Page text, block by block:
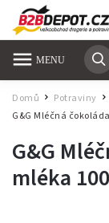
Domů / Potraviny
G&G Mléčná
G&G
mléka